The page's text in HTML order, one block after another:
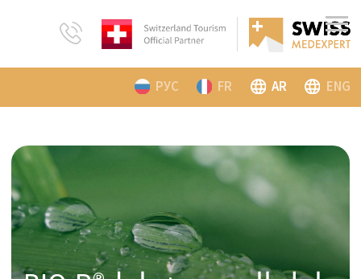
BIO-R® طول العمر: مخطط
إزالة السموم
نشّط مدى حياتك الصحية من خلال تعزيز